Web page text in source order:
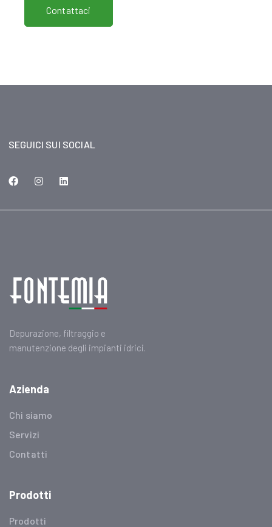
Contattaci
SEGUICI SUI SOCIAL
Depurazione, filtraggio e
manutenzione degli impianti idrici.
Azienda
Chi siamo
Servizi
Contatti
Prodotti
Prodotti